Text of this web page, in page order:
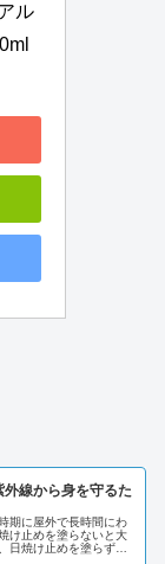
ル
外線から身を守るた
期に屋外で長時間にわ
け止めを塗らないと大
日焼け止めを塗らずに